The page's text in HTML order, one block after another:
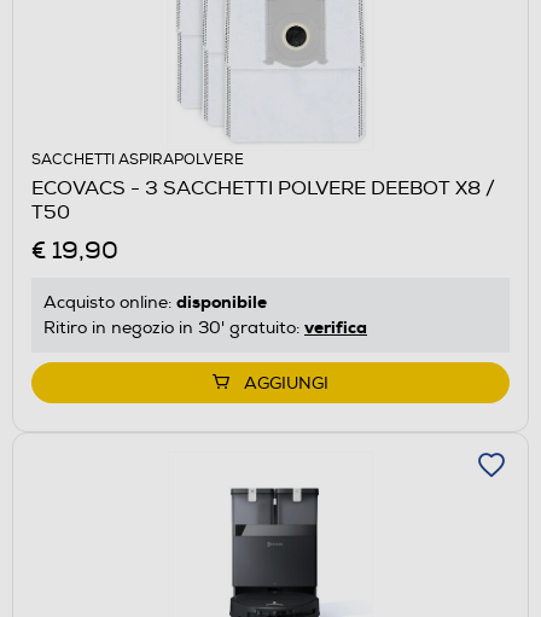
SACCHETTI ASPIRAPOLVERE
ECOVACS - 3 SACCHETTI POLVERE DEEBOT X8 /
T50
€ 19,90
Acquisto online: disponibile
Ritiro in negozio in 30' gratuito: verifica
AGGIUNGI